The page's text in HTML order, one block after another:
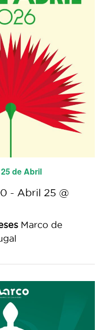
de Abril
- Abril 25 @
Marco de